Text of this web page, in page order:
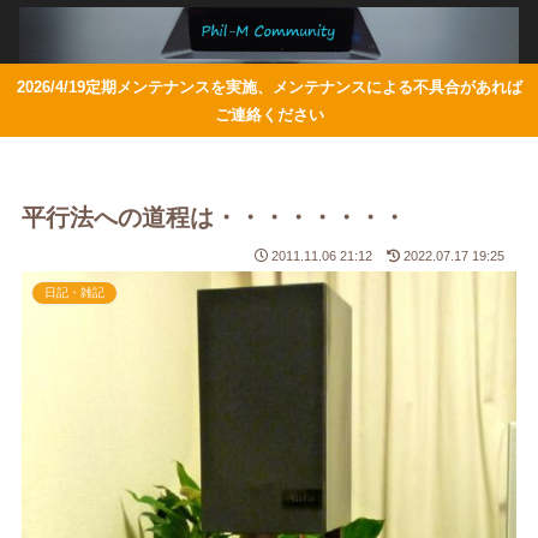
2026/4/19定期メンテナンスを実施、メンテナンスによる不具合があれば
ご連絡ください
平行法への道程は・・・・・・・・
2011.11.06 21:12 2022.07.17 19:25
日記・雑記